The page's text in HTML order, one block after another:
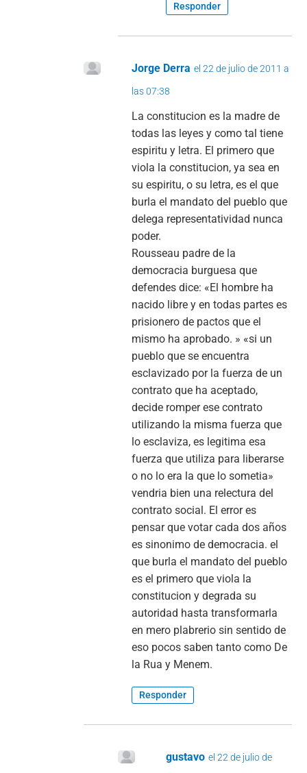
Responder
Jorge Derra el 22 de julio de 2011 a
las 07:38
La constitucion es la madre de
todas las leyes y como tal tiene
espiritu y letra. El primero que
viola la constitucion, ya sea en
su espiritu, o su letra, es el que
burla el mandato del pueblo que
delega representatividad nunca
poder.
Rousseau padre de la
democracia burguesa que
defendes dice: «El hombre ha
nacido libre y en todas partes es
prisionero de pactos que el
mismo ha aprobado. » «si un
pueblo que se encuentra
esclavizado por la fuerza de un
contrato que ha aceptado,
decide romper ese contrato
utilizando la misma fuerza que
lo esclaviza, es legitima esa
fuerza que utiliza para liberarse
o no lo era la que lo sometia»
vendria bien una relectura del
contrato social. El error es
pensar que votar cada dos años
es sinonimo de democracia. el
que burla el mandato del pueblo
es el primero que viola la
constitucion y degrada su
autoridad hasta transformarla
en mero plabrerio sin sentido de
eso pocos saben tanto como De
la Rua y Menem.
Responder
gustavo el 22 de julio de